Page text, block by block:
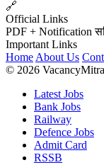
🔗
Official Links
PDF + Notification
Important Links
Home About Us
© 2026
Latest Jobs
Bank Jobs
Railway
Defence Jobs
Admit Card
RSSB